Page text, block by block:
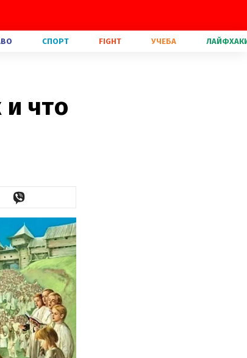
СПОРТ FIGHT УЧЕБА
что